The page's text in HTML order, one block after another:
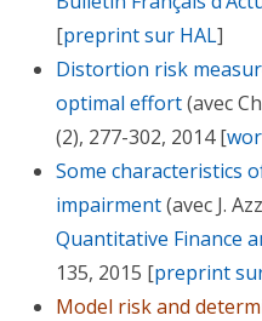
[preprint sur HAL]
Distortion risk
optimal effort(avec
(2), 277-302, 2014 [
Some characteristics
impairment(avec J.
Quantitative Finance
135, 2015 [preprint
Model risk and